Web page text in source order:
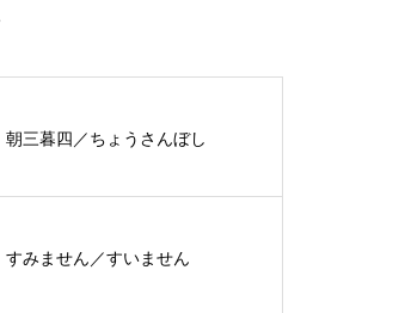
朝三暮四／ちょうさんぼし
すみません／すいません